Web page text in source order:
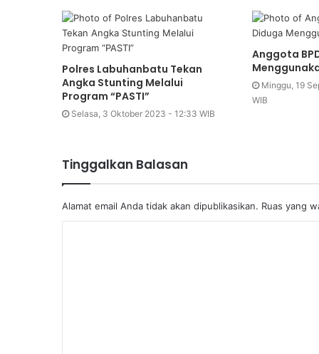
Polres Labuhanbatu Tekan
Angka Stunting Melalui
Program “PASTI”
Selasa, 3 Oktober 2023 - 12:33 WIB
Anggota
Minggu, 19
WIB
Tinggalkan Balasan
Alamat email Anda tidak akan dipublikasikan. Ruas yang